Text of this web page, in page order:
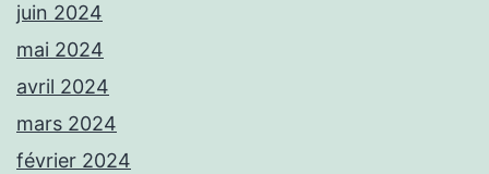
juin 2024
mai 2024
avril 2024
mars 2024
février 2024